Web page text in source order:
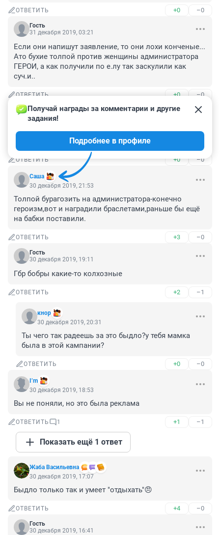
ОТВЕТИТЬ +0 –0
Гость
31 декабря 2019, 03:21
Если они напишут заявление, то они лохи конченые...
Ато бухие толпой против женщины администратора
ГЕРОИ, а как получили по е.лу так заскулили как
суч.и..
ОТВЕТИТЬ +0 –0
Гость
30 декабря 2019, 23:23
Никого не оправдываю, но видимо клиенты вели
себя некамильфо!!!
ОТВЕТИТЬ +0 –0
Саша
Получай награды за комментарии и другие
задания!
Подробнее в профиле
30 декабря 2019, 21:53
Толпой бурагозить на администратора-конечно
героизм,вот и наградили браслетами,раньше бы ещё
на бабки поставили.
ОТВЕТИТЬ +3 –0
Гость
30 декабря 2019, 19:11
Гбр бобры какие-то колхозные
ОТВЕТИТЬ +2 –1
кнор
30 декабря 2019, 20:31
Ты чего так радеешь за это быдло?у тебя мамка
была в этой кампании?
ОТВЕТИТЬ +0 –0
I’m
30 декабря 2019, 18:53
Вы не поняли, но это была реклама
ОТВЕТИТЬ 1 +1 –1
Показать ещё 1 ответ
Жаба Васильевна
30 декабря 2019, 17:07
Быдло только так и умеет "отдыхать"😠
ОТВЕТИТЬ +4 –0
Гость
30 декабря 2019, 16:41